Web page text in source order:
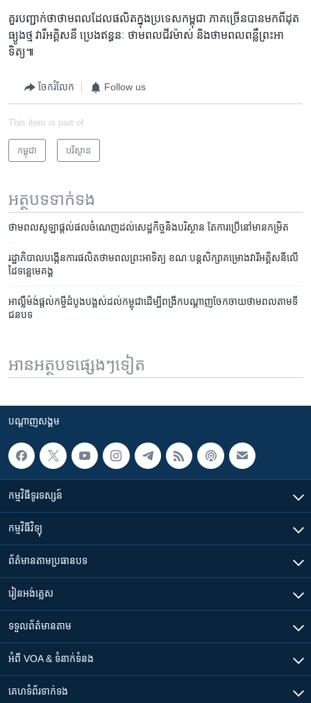
គួរ​បញ្ជាក់​ថា​ថាមពល​ដែល​ផលិត​ក្នុងប្រទេស​កម្ពុជា ភាគ​ច្រើន​បាន​មកពី​ដុត​
ធ្យូងថ្ម វារី​អគ្គិសនី​ ប្រេង​ឥន្ធនៈ ​ថាម​ពលជីវម៉ាស់​ និង​ថាម​ពល​ពន្លឺ​ព្រះ​អា
ទិត្យ៕
ចែករំលែក Follow us
This item is part of
កម្ពុជា បរិស្ថាន
អត្ថបទ​ទាក់ទង
ថាមពល​សូឡា​ផ្តល់​ផល​ចំណេញ​ដល់​សេដ្ឋកិច្ច​និង​បរិស្ថាន​ តែ​ការ​ប្រើ​នៅ​មាន​កម្រិត
រដ្ឋាភិបាល​​បង្កើន​​ការ​​ផលិត​​ថាមពល​​ព្រះ​​អាទិត្យ ខណៈ​បន្ត​សិក្សា​គម្រោង​​វារី​​អគ្គិសនី​​លើ​​
ដៃ​​ទន្លេ​មេគង្គ
អាល្លឺម៉ង់​​ផ្តល់​កម្ចី​ដំបូង​បង្អស់​ដល់​កម្ពុជា​ដើម្បី​ពង្រីក​បណ្តាញ​ចែកចាយ​ថាមពល​តាម​ទី​
ជន​បទ​
អានអត្ថបទផ្សេងៗទៀត
បណ្តាញ​សង្គម
កម្មវិធី​ទូរទស្សន៍
កម្មវិធី​វិទ្យុ
ព័ត៌មាន​តាមប្រធានបទ​
រៀន​​អង់គ្លេស
ទទួល​ព័ត៌មាន​តាម
អំពី​ VOA & ទំនាក់ទំនង
គេហទំព័រ​​ទាក់ទង